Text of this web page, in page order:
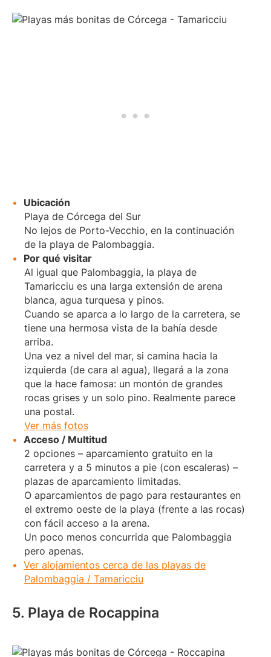
Ubicación
Playa de Córcega del Sur
No lejos de Porto-Vecchio, en la continuación
de la playa de Palombaggia.
Por qué visitar
Al igual que Palombaggia, la playa de
Tamaricciu es una larga extensión de arena
blanca, agua turquesa y pinos.
Cuando se aparca a lo largo de la carretera, se
tiene una hermosa vista de la bahía desde
arriba.
Una vez a nivel del mar, si camina hacia la
izquierda (de cara al agua), llegará a la zona
que la hace famosa: un montón de grandes
rocas grises y un solo pino. Realmente parece
una postal.
Ver más fotos
Acceso / Multitud
2 opciones – aparcamiento gratuito en la
carretera y a 5 minutos a pie (con escaleras) –
plazas de aparcamiento limitadas.
O aparcamientos de pago para restaurantes en
el extremo oeste de la playa (frente a las rocas)
con fácil acceso a la arena.
Un poco menos concurrida que Palombaggia
pero apenas.
Ver alojamientos cerca de las playas de
Palombaggia / Tamaricciu
5. Playa de Rocappina